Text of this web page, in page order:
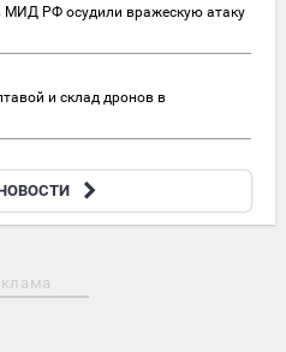
МИД РФ осудили вражескую атаку
и склад дронов в
платежей стала инструментом